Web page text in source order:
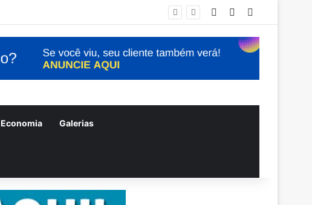
Entrar Artigo aleatório
Economia Galerias